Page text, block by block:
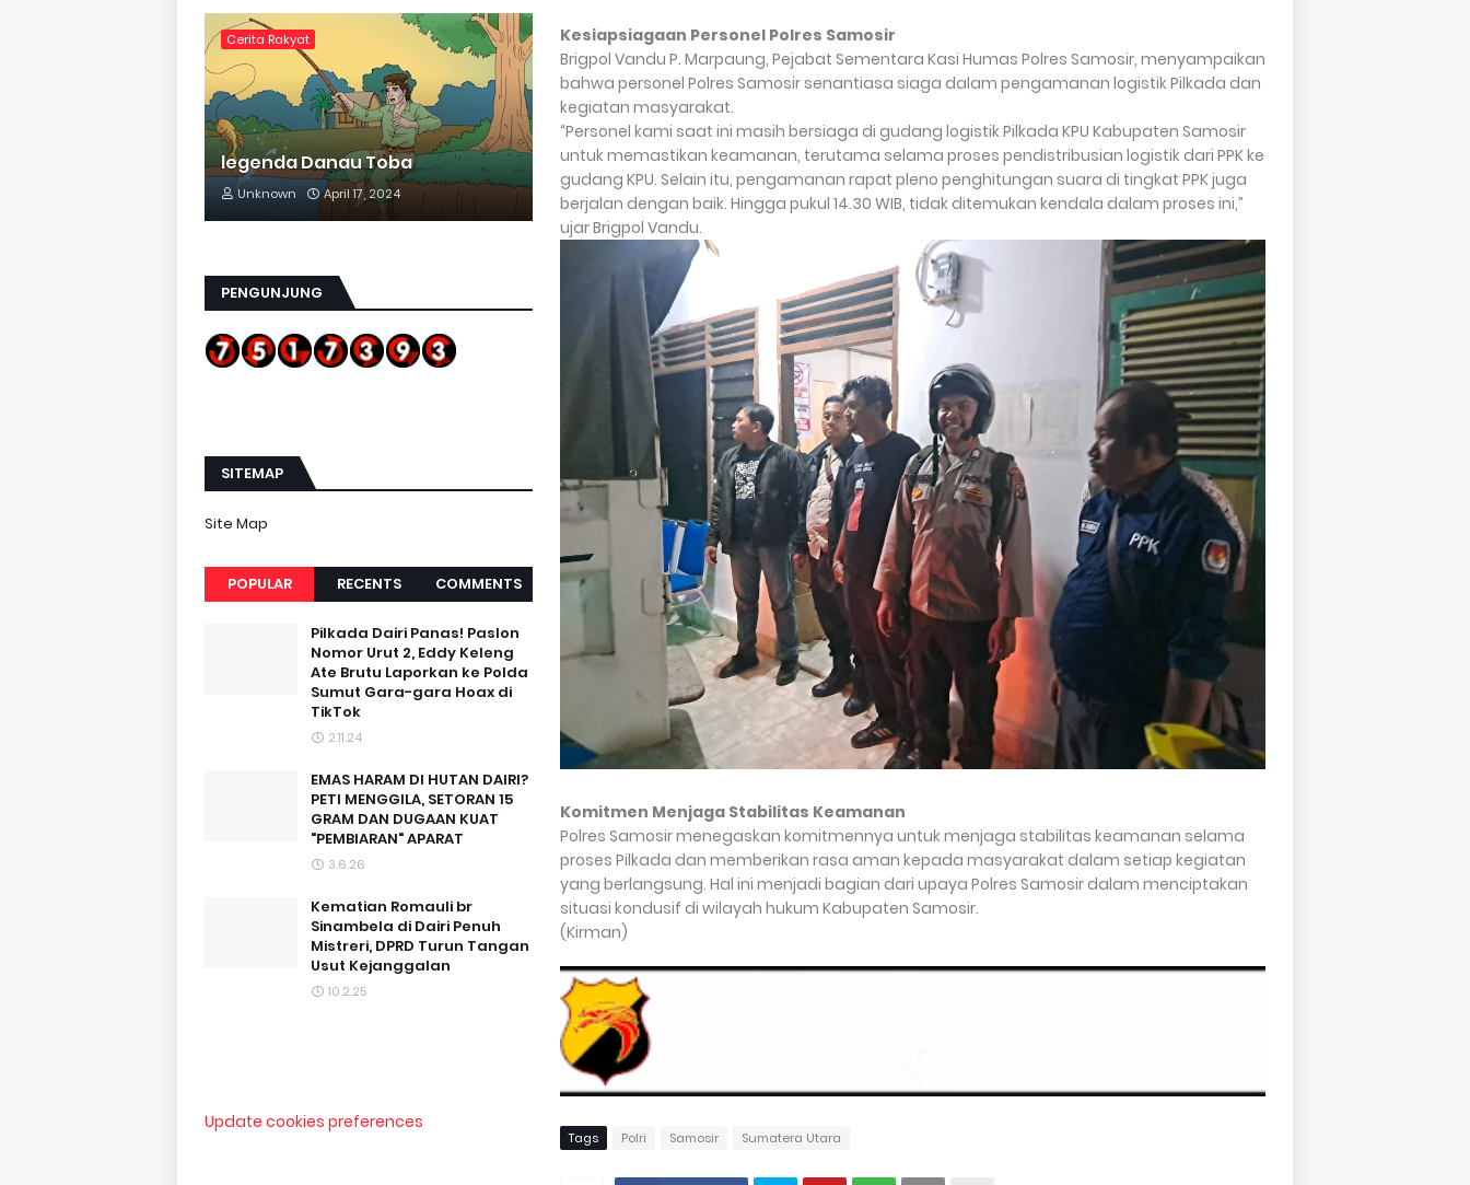
Kesiapsiagaan Personel Polres Samosir
Brigpol Vandu P. Marpaung, Pejabat Sementara Kasi Humas Polres Samosir, menyampaikan
bahwa personel Polres Samosir senantiasa siaga dalam pengamanan logistik Pilkada dan
kegiatan masyarakat.
“Personel kami saat ini masih bersiaga di gudang logistik Pilkada KPU Kabupaten Samosir
untuk memastikan keamanan, terutama selama proses pendistribusian logistik dari PPK ke
gudang KPU. Selain itu, pengamanan rapat pleno penghitungan suara di tingkat PPK juga
berjalan dengan baik. Hingga pukul 14.30 WIB, tidak ditemukan kendala dalam proses ini,”
ujar Brigpol Vandu.
Komitmen Menjaga Stabilitas Keamanan
Polres Samosir menegaskan komitmennya untuk menjaga stabilitas keamanan selama
proses Pilkada dan memberikan rasa aman kepada masyarakat dalam setiap kegiatan
yang berlangsung. Hal ini menjadi bagian dari upaya Polres Samosir dalam menciptakan
situasi kondusif di wilayah hukum Kabupaten Samosir.
(Kirman)
Tags Polri Samosir Sumatera Utara
Cerita Rakyat
legenda Danau Toba
Unknown April 17, 2024
PENGUNJUNG
SITEMAP
Site Map
POPULAR RECENTS COMMENTS
Pilkada Dairi Panas! Paslon
Nomor Urut 2, Eddy Keleng
Ate Brutu Laporkan ke Polda
Sumut Gara-gara Hoax di
TikTok
2.11.24
EMAS HARAM DI HUTAN DAIRI?
PETI MENGGILA, SETORAN 15
GRAM DAN DUGAAN KUAT
"PEMBIARAN" APARAT
3.6.26
Kematian Romauli br
Sinambela di Dairi Penuh
Mistreri, DPRD Turun Tangan
Usut Kejanggalan
10.2.25
Update cookies preferences